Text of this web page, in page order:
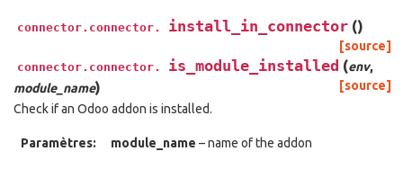
connector.connector. install_in_connector ()
[source]
connector.connector. is_module_installed (env,
module_name)
[source]
Check if an Odoo addon is installed.
Paramètres: module_name – name of the addon